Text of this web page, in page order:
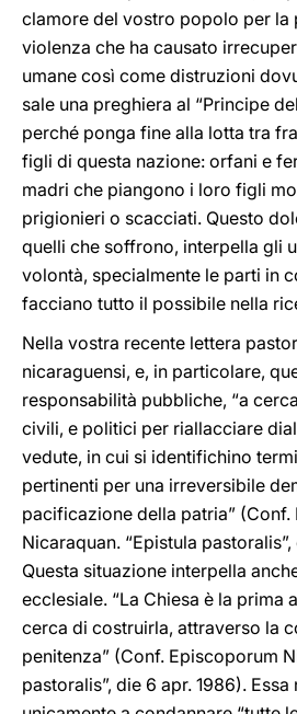
clamore del vostro popolo per la
violenza che ha causato
umane così come distruzioni
sale una preghiera al “Principe
perché ponga fine alla lotta tra
figli di questa nazione: orfani e
madri che piangono i loro figli
prigionieri o scacciati. Questo
quelli che soffrono, interpella gli
volontà, specialmente le parti in
facciano tutto il possibile nella
Nella vostra recente lettera
nicaraguensi, e, in particolare,
responsabilità pubbliche, “a
civili, e politici per riallacciare
vedute, in cui si identifichino
pertinenti per una irreversibile
pacificazione della patria” (Conf.
Nicaraquan. “Epistula
Questa situazione interpella
ecclesiale. “La Chiesa è la prima
cerca di costruirla, attraverso la
penitenza” (Conf. Episcoporum
pastoralis”, die 6 apr. 1986). Essa